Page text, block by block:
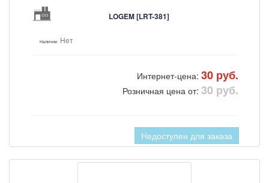
LOGEM [LRT-381]
Наличие: Нет
Интернет-цена: 30 руб.
Розничная цена от: 30 руб.
Недоступен для заказа